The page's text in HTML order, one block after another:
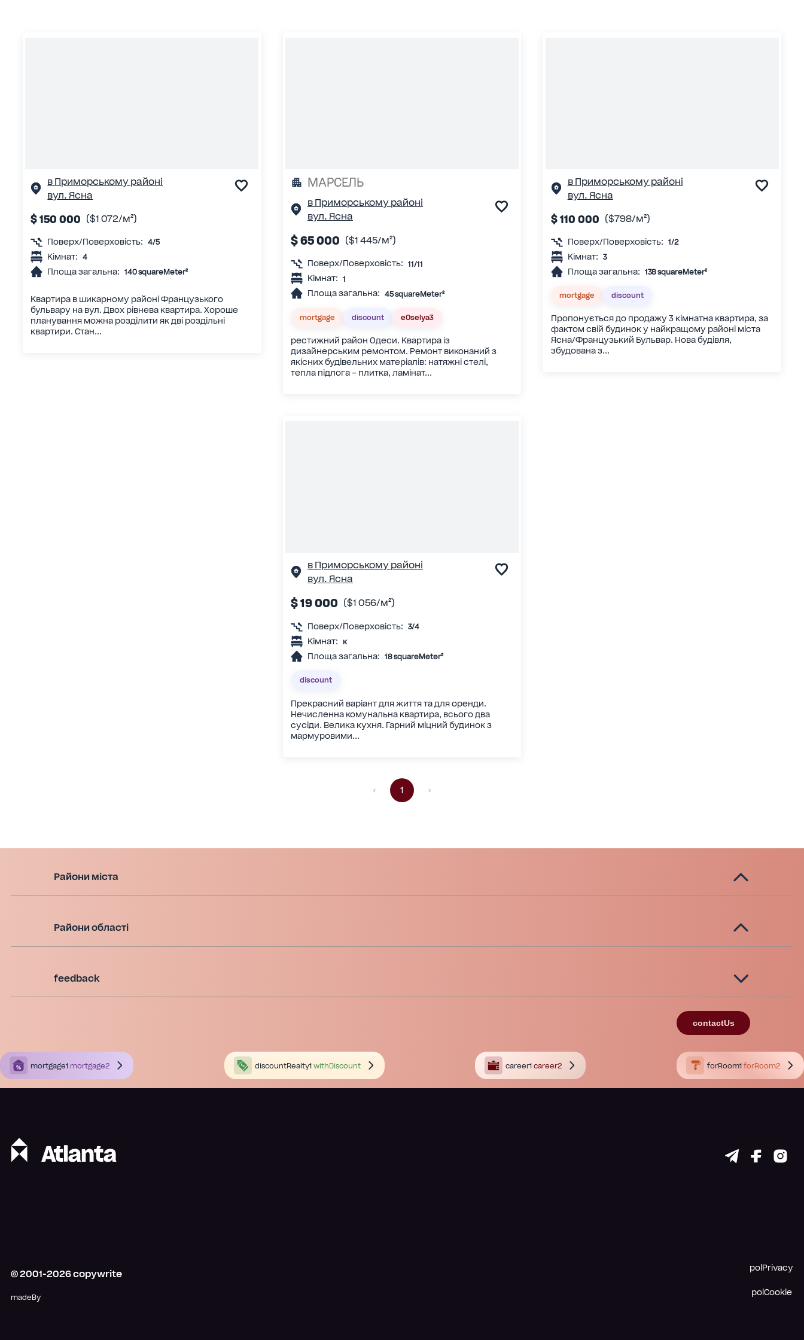
в Приморському районі
вул. Ясна
$ 150 000 ($1 072/м²)
Поверх/Поверховість: 4/5
Кімнат: 4
Площа загальна: 140 squareMeter²
Квартира в шикарному районі Французького
бульвару на вул. Двох рівнева квартира. Хороше
планування можна розділити як дві роздільні
квартири. Стан...
МАРСЕЛЬ
в Приморському районі
вул. Ясна
$ 65 000 ($1 445/м²)
Поверх/Поверховість: 11/11
Кімнат: 1
Площа загальна: 45 squareMeter²
mortgage discount eOselya3
рестижний район Одеси. Квартира із
дизайнерським ремонтом. Ремонт виконаний з
якісних будівельних матеріалів: натяжні стелі,
тепла підлога – плитка, ламінат...
в Приморському районі
вул. Ясна
$ 110 000 ($798/м²)
Поверх/Поверховість: 1/2
Кімнат: 3
Площа загальна: 138 squareMeter²
mortgage discount
Пропонується до продажу 3 кімнатна квартира, за
фактом свій будинок у найкращому районі міста
Ясна/Французький Бульвар. Нова будівля,
збудована з...
в Приморському районі
вул. Ясна
$ 19 000 ($1 056/м²)
Поверх/Поверховість: 3/4
Кімнат: к
Площа загальна: 18 squareMeter²
discount
Прекрасний варіант для життя та для оренди.
Нечисленна комунальна квартира, всього два
сусіди. Велика кухня. Гарний міцний будинок з
мармуровими...
1
Райони міста
Райони області
feedback
contactUs
mortgage1 mortgage2 discountRealty1 withDiscount career1 career2 forRoom1 forRoom2
© 2001-2026copywrite
madeBy
polPrivacy
polCookie